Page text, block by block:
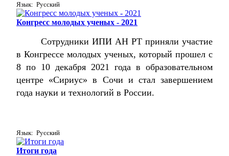
Язык: Русский
Конгресс молодых ученых - 2021
Сотрудники ИПИ АН РТ приняли участие
в Конгрессе молодых ученых, который прошел с
8 по 10 декабря 2021 года в образовательном
центре «Сириус» в Сочи и стал завершением
года науки и технологий в России.
Язык: Русский
Итоги года